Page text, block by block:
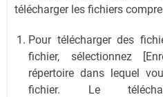
télécharger les fichiers
Pour télécharger des
fichier, sélectionnez
répertoire dans lequel
fichier. Le